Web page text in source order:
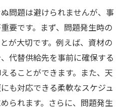
問題は避けられませんが、事
要です。まず、問題発生時の
が大切です。例えば、資材の
代替供給先を事前に確保する
ることができます。また、天
も対応できる柔軟なスケジュ
られます。さらに、問題発生